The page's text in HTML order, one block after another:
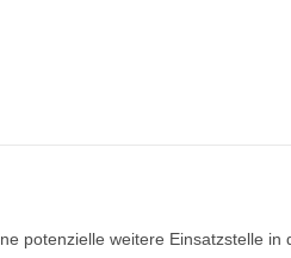
potenzielle weitere Einsatzstelle